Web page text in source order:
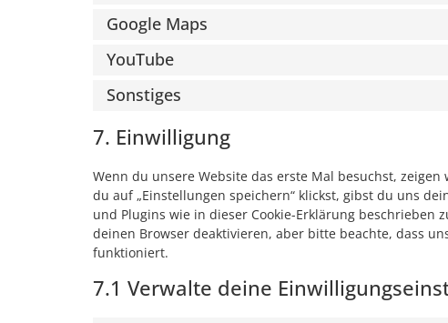
Google Maps
YouTube
Sonstiges
7. Einwilligung
Wenn du unsere Website das erste Mal besuchst,
du auf „Einstellungen speichern“ klickst, gibst du uns
und Plugins wie in dieser Cookie-Erklärung beschrieben
deinen Browser deaktivieren, aber bitte beachte, dass
funktioniert.
7.1 Verwalte deine